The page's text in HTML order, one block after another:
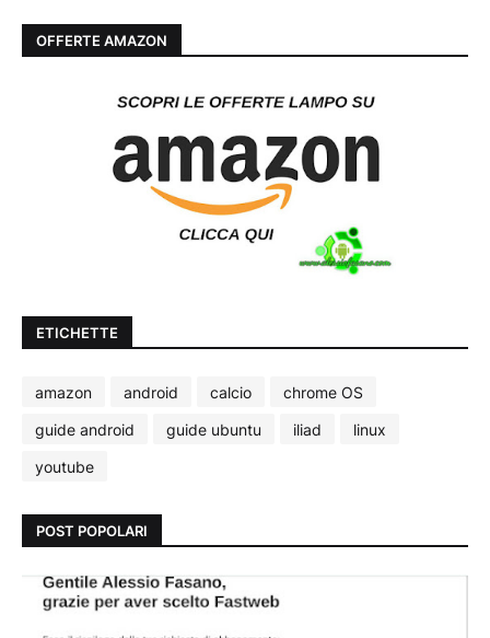
OFFERTE AMAZON
ETICHETTE
amazon android calcio
chrome OS
guide android
guide ubuntu iliad
linux
youtube
POST POPOLARI